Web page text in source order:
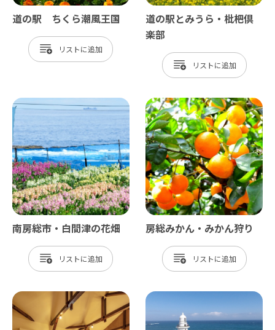
道の駅 ちくら潮風王国
リスト
道の駅とみうら・枇杷倶
楽部
リスト
南房総市・白間津の花畑
リスト
房総みかん・みかん狩り
リスト